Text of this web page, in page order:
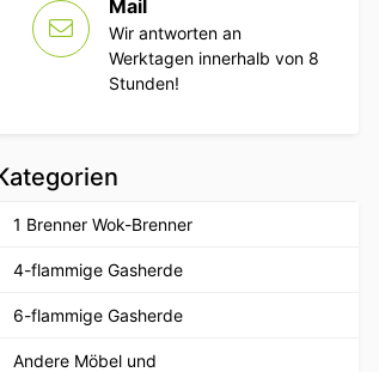
Gewürzmühle 100g 230V Horeca
Mail
Wir antworten an
Werktagen innerhalb von 8
Stunden!
1 Brenner Wok-Brenner
4-flammige Gasherde
6-flammige Gasherde
Andere Möbel und